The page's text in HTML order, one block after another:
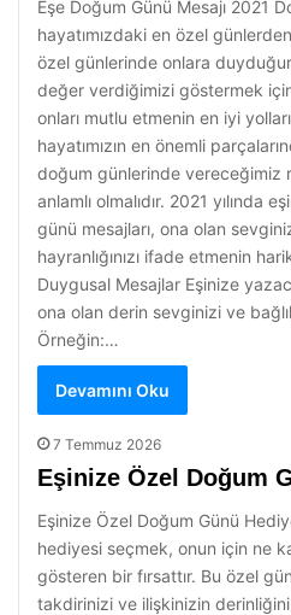
Eşe Doğum Günü Mesajı 2021
hayatımızdaki en özel
özel günlerinde onlara
değer verdiğimizi göstermek
onları mutlu etmenin en iyi
hayatımızın en önemli
doğum günlerinde vereceğimiz
anlamlı olmalıdır. 2021 yılında
günü mesajları, ona olan
hayranlığınızı ifade etmenin
Duygusal Mesajlar Eşinize
ona olan derin sevginizi ve
Örneğin:…
Devamını Oku
7 Temmuz 2026
Eşinize Özel Doğum
Eşinize Özel Doğum Günü
hediyesi seçmek, onun için ne
gösteren bir fırsattır. Bu özel
takdirinizi ve ilişkinizin